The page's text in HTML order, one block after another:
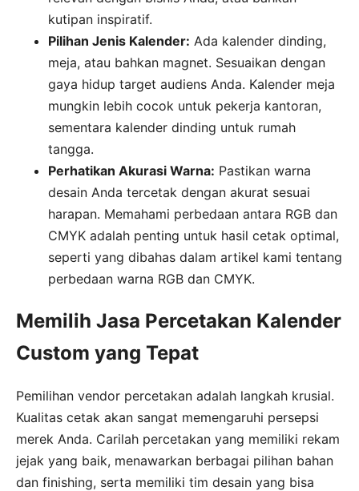
kutipan inspiratif.
Pilihan Jenis Kalender: Ada kalender dinding,
meja, atau bahkan magnet. Sesuaikan dengan
gaya hidup target audiens Anda. Kalender meja
mungkin lebih cocok untuk pekerja kantoran,
sementara kalender dinding untuk rumah
tangga.
Perhatikan Akurasi Warna: Pastikan warna
desain Anda tercetak dengan akurat sesuai
harapan. Memahami perbedaan antara RGB dan
CMYK adalah penting untuk hasil cetak optimal,
seperti yang dibahas dalam artikel kami tentang
perbedaan warna RGB dan CMYK.
Memilih Jasa Percetakan Kalender
Custom yang Tepat
Pemilihan vendor percetakan adalah langkah krusial.
Kualitas cetak akan sangat memengaruhi persepsi
merek Anda. Carilah percetakan yang memiliki rekam
jejak yang baik, menawarkan berbagai pilihan bahan
dan finishing, serta memiliki tim desain yang bisa